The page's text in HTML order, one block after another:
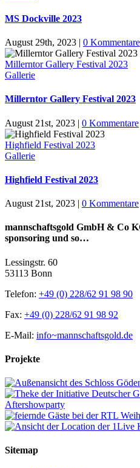
MS Dockville 2023
August 29th, 2023 | 0 Kommentare
Millerntor Gallery Festival 2023
Gallerie
Millerntor Gallery Festival 2023
August 21st, 2023 | 0 Kommentare
Highfield Festival 2023
Gallerie
Highfield Festival 2023
August 21st, 2023 | 0 Kommentare
mannschaftsgold GmbH & Co
sponsoring und so…
Lessingstr. 60
53113 Bonn
Telefon: +49 (0) 228/62 91 98 90
Fax: +49 (0) 228/62 91 98 92
E-Mail: info~mannschaftsgold.de
Projekte
Sitemap